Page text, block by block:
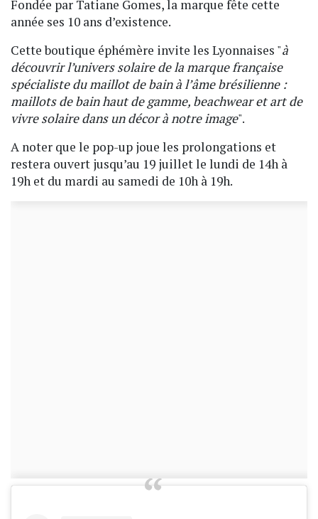
Fondée par Tatiane Gomes, la marque fête cette
année ses 10 ans d’existence.
Cette boutique éphémère invite les Lyonnaises "à
découvrir l’univers solaire de la marque française
spécialiste du maillot de bain à l’âme brésilienne :
maillots de bain haut de gamme, beachwear et art de
vivre solaire dans un décor à notre image".
A noter que le pop-up joue les prolongations et
restera ouvert jusqu’au 19 juillet le lundi de 14h à
19h et du mardi au samedi de 10h à 19h.